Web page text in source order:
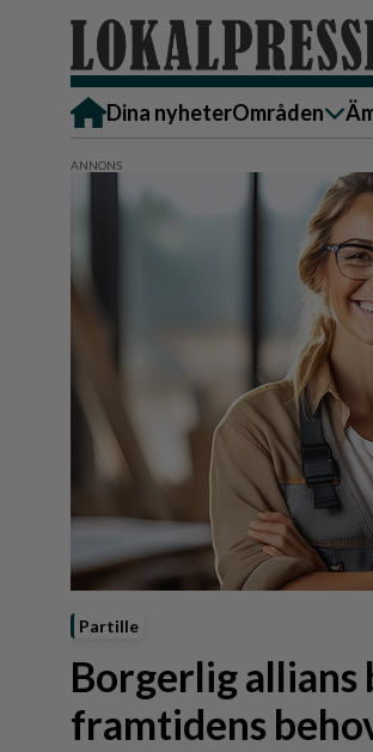
Dina nyheterOmråden
Alingsås
Härryda
Lerum
Partille
Göteborg
Backa/Kärra
Hisingen
Sydväst
Partille
Borgerlig allians
framtidens